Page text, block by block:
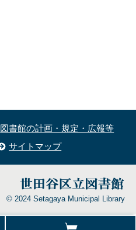
図書館の計画・規定・広報等
サイトマップ
© 2024 Setagaya Municipal Library